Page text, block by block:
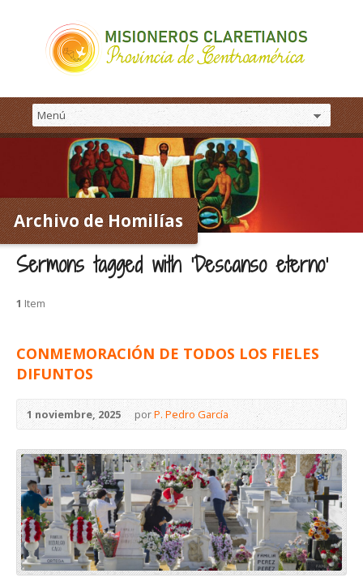
Archivo de Homilías
Sermons tagged with ‘Descanso eterno’
1 Item
CONMEMORACIÓN DE TODOS LOS FIELES
DIFUNTOS
1 noviembre, 2025 porP. Pedro García